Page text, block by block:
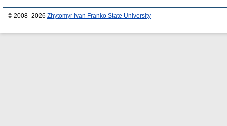
© 2008–2026 Zhytomyr Ivan Franko State University